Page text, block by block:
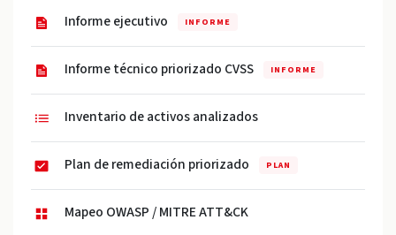
Informe ejecutivo INFORME
Informe técnico priorizado CVSS INFORME
Inventario de activos analizados
Plan de remediación priorizado PLAN
Mapeo OWASP / MITRE ATT&CK